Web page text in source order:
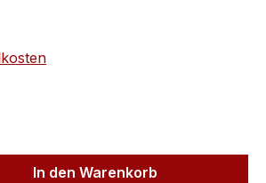
gewünschten Wert
In den Warenkorb